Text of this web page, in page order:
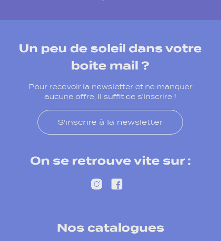
Un peu de soleil dans votre
boite mail ?
Pour recevoir la newsletter et ne manquer
aucune offre, il suffit de s'inscrire !
S'inscrire à la newsletter
On se retrouve vite sur :
Nos catalogues